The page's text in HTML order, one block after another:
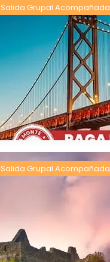
Salida Grupal Acompañada
Salida Grupal Acompañada